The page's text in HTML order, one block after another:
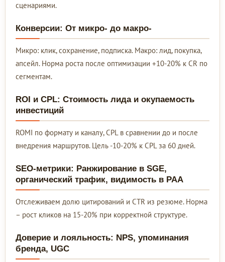
сценариями.
Конверсии: От микро- до макро-
Микро: клик, сохранение, подписка. Макро: лид, покупка,
апсейл. Норма роста после оптимизации +10-20% к CR по
сегментам.
ROI и CPL: Стоимость лида и окупаемость
инвестиций
ROMI по формату и каналу, CPL в сравнении до и после
внедрения маршрутов. Цель -10-20% к CPL за 60 дней.
SEO-метрики: Ранжирование в SGE,
органический трафик, видимость в PAA
Отслеживаем долю цитирований и CTR из резюме. Норма
– рост кликов на 15-20% при корректной структуре.
Доверие и лояльность: NPS, упоминания
бренда, UGC